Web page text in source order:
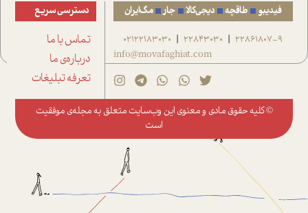
فیدیبو طاقچه دیجی‌کالا جار مگ‌ایران
22861807-9
|
22843030
|
02122183030
info@movafaghiat.com
دسترسی سریع
تماس با ما
درباره‌ی ما
تعرفه تبلیغات
© کلیه حقوق مادی و معنوی این وب‌سایت متعلق به مجله‌ی موفقیت
است